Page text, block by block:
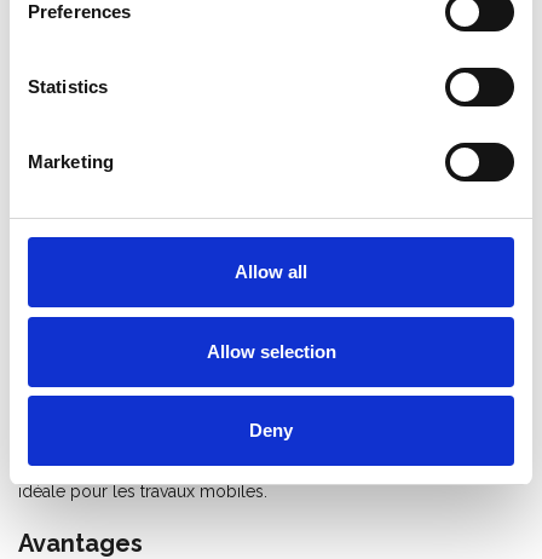
Preferences
Statistics
Marketing
Allow all
Allow selection
Deny
échelle multifonction Big One TacTic 4x3
est la solution
, cette échelle tout-en-un peut
être utilisée comme échelle simple, escabeau ou plateforme de
Fabriquée en
, cette échelle est
rapide et sécurisé dans la position souhaitée. Grâce à son
réglage par échelon, cette échelle est parfaite pour une
Une fois repliée, elle estcompacte et facile à transporter,
idéale pour les travaux mobiles.
Avantages